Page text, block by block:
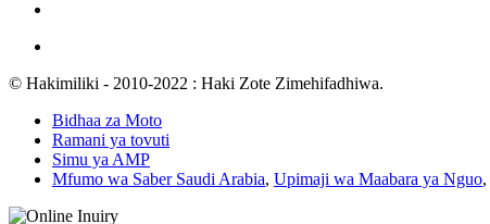
© Hakimiliki - 2010-2022 : Haki Zote Zimehifadhiwa.
Bidhaa za Moto
Ramani ya tovuti
Simu ya AMP
Mfumo wa Saber Saudi Arabia, Upimaji wa Maabara ya Nguo,